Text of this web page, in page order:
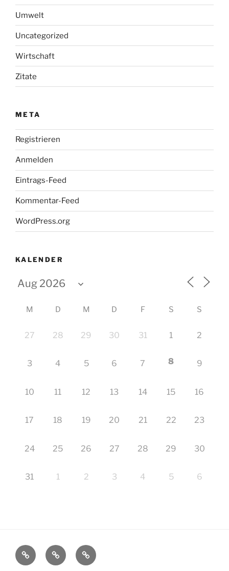
Umwelt
Uncategorized
Wirtschaft
Zitate
META
Registrieren
Anmelden
Eintrags-Feed
Kommentar-Feed
WordPress.org
KALENDER
M D M D F S S
27 28 29 30 31 1 2
3 4 5 6 7 8 9
10 11 12 13 14 15 16
17 18 19 20 21 22 23
24 25 26 27 28 29 30
31 1 2 3 4 5 6
StartseiteImpressum
–
Veranstaltungen